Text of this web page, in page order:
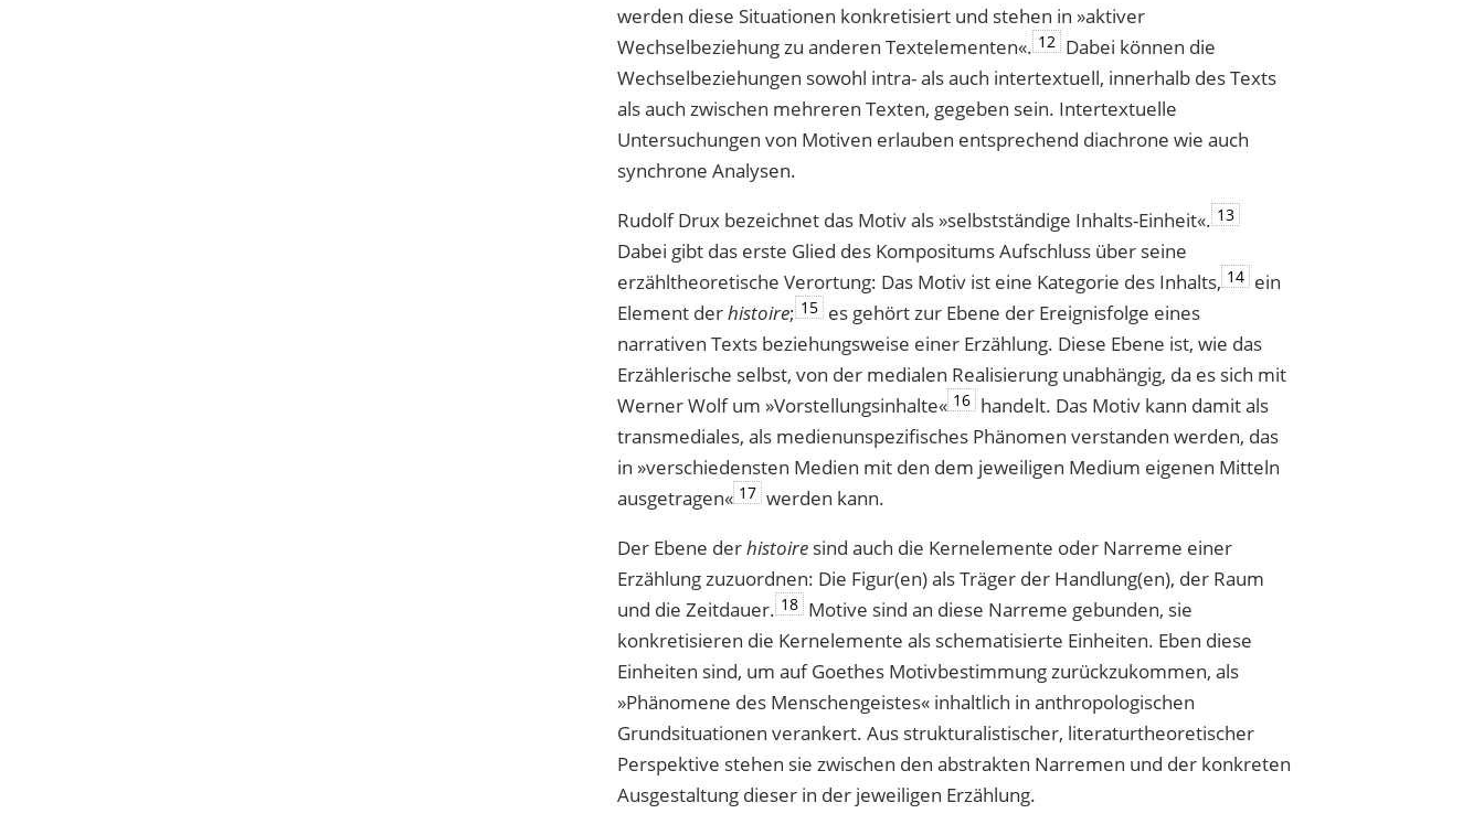
werden diese Situationen konkretisiert und stehen in »aktiver
Wechselbeziehung zu anderen Text­elementen«. 12 Dabei können die
Wechselbeziehungen sowohl intra- als auch intertextuell, innerhalb des Texts
als auch zwischen mehreren Texten, gegeben sein. Intertextuelle
Untersuchungen von Motiven erlauben entsprechend diachrone wie auch
synchrone Analysen.
Rudolf Drux bezeichnet das Motiv als »selbstständige Inhalts-Einheit«. 13
Dabei gibt das erste Glied des Kompositums Aufschluss über seine
erzähltheoretische Verortung: Das Motiv ist eine Kategorie des Inhalts, 14 ein
Element derhistoire; 15 es gehört zur Ebene der Ereignisfolge eines
narrativen Texts beziehungsweise einer Erzählung. Diese Ebene ist, wie das
Erzählerische selbst, von der medialen Realisierung unabhängig, da es sich mit
Werner Wolf um »Vorstellungsinhalte« 16 handelt. Das Motiv kann damit als
transmediales, als medienunspezifisches Phänomen verstanden werden, das
in »verschiedensten Medien mit den dem jeweiligen Medium eigenen Mitteln
ausgetragen« 17 werden kann.
Der Ebene derhistoire sind auch die Kernelemente oder Narreme einer
Erzählung zuzuordnen: Die Figur(en) als Träger der Handlung(en), der Raum
und die Zeitdauer. 18 Motive sind an diese Narreme gebunden, sie
konkretisieren die Kernelemente als schematisierte Einheiten. Eben diese
Einheiten sind, um auf Goethes Motivbestimmung zurückzukommen, als
»Phänomene des Menschengeistes« inhaltlich in anthropologischen
Grundsituationen verankert. Aus strukturalistischer, literaturtheoretischer
Perspektive stehen sie zwischen den abstrakten Narremen und der konkreten
Ausgestaltung dieser in der jeweiligen Erzählung.